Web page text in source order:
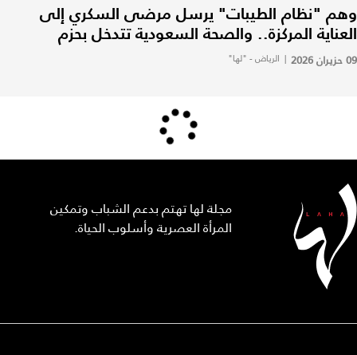
وهم "نظام الطيبات" يرسل مرضى السكري إلى
العناية المركزة.. والصحة السعودية تتدخل بحزم
09 حزيران 2026 | الرياض - "لها"
مجلة لها تهتم بدعم الشباب وتمكين
المرأة العصرية وأسلوب الحياة.